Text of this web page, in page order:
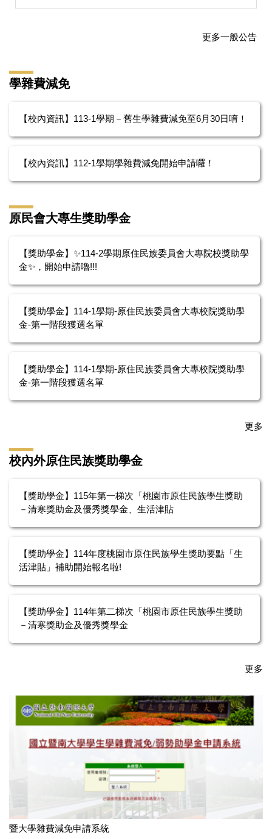
更多一般公告
學雜費減免
【校內資訊】113-1學期－舊生學雜費減免至6月30日唷！
【校內資訊】112-1學期學雜費減免開始申請囉！
原民會大專生獎助學金
【獎助學金】✨114-2學期原住民族委員會大專院校獎助學
金✨，開始申請嚕!!!
【獎助學金】114-1學期-原住民族委員會大專校院獎助學
金-第一階段獲選名單
【獎助學金】114-1學期-原住民族委員會大專校院獎助學
金-第一階段獲選名單
更多
校內外原住民族獎助學金
【獎助學金】115年第一梯次「桃園市原住民族學生獎助
－清寒獎助金及優秀獎學金、生活津貼
【獎助學金】114年度桃園市原住民族學生獎助要點「生
活津貼」補助開始報名啦!
【獎助學金】114年第二梯次「桃園市原住民族學生獎助
－清寒獎助金及優秀獎學金
更多
暨大學雜費減免申請系統